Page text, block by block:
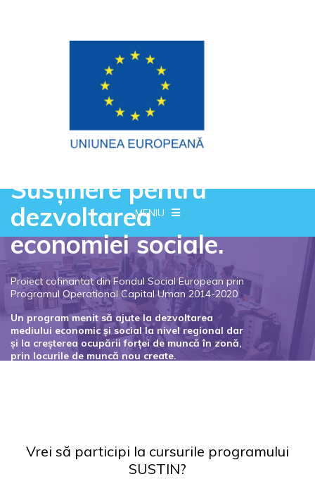
MENIU
Susținere pentru
dezvoltarea
economiei sociale.
Proiect cofinantat din Fondul Social European prin
Programul Operational Capital Uman 2014-2020
Un program menit să ajute la dezvoltarea
mediului economic și social la nivel regional dar
și la creșterea ocupării forței de muncă în zonă,
prin locurile de muncă nou create.
Vrei să participi la cursurile programului
SUSTIN?